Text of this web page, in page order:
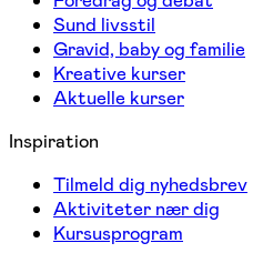
Sund livsstil
Gravid, baby og familie
Kreative kurser
Aktuelle kurser
Inspiration
Tilmeld dig nyhedsbrev
Aktiviteter nær dig
Kursusprogram